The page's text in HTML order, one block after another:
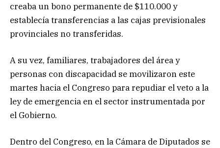
creaba un bono permanente de $110.000 y
establecía transferencias a las cajas previsionales
provinciales no transferidas.
A su vez, familiares, trabajadores del área y
personas con discapacidad se movilizaron este
martes hacia el Congreso para repudiar el veto a la
ley de emergencia en el sector instrumentada por
el Gobierno.
Dentro del Congreso, en la Cámara de Diputados se